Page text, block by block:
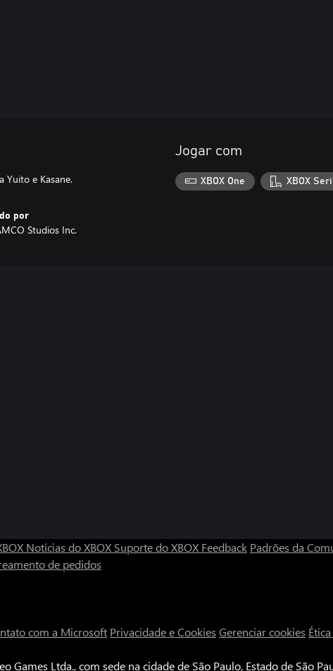
Yuito e Kasane.
por
Studios Inc.
Jogar com
XBOX One XBOX
Notícias do XBOX Suporte do XBOX Feedback Padrões da
de pedidos
com a Microsoft Privacidade e Cookies Gerenciar cookies
Ltda., com sede na cidade de São Paulo, Estado de São